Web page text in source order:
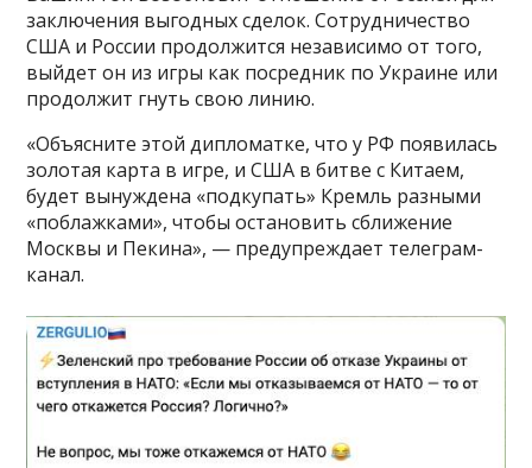
заключения выгодных сделок. Сотрудничество
США и России продолжится независимо от того,
выйдет он из игры как посредник по Украине или
продолжит гнуть свою линию.
«Объясните этой дипломатке, что у РФ появилась
золотая карта в игре, и США в битве с Китаем,
будет вынуждена «подкупать» Кремль разными
«поблажками», чтобы остановить сближение
Москвы и Пекина», — предупреждает телеграм-
канал.